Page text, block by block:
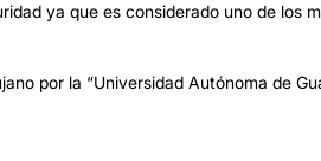
ya que es considerado uno de los
por la “Universidad Autónoma de